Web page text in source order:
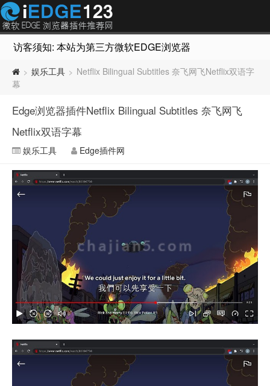
访客须知: 本站为第三方微软EDGE浏览器插件推荐网站，
> 娱乐工具 > Netflix Bilingual Subtitles 奈飞网飞Netflix双语字
幕
Edge浏览器插件Netflix Bilingual Subtitles 奈飞网飞
Netflix双语字幕
娱乐工具 Edge插件网